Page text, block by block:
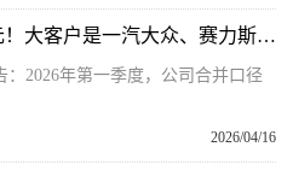
000030，新增订单167.5亿元！大客户是一汽大众、赛力斯、奇瑞汽车！ 聚焦
：2026年第一季度，公司合并口径
2026/04/16